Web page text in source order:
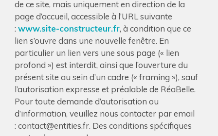
de ce site, mais uniquement en direction de la
page d’accueil, accessible à l’URL suivante
: www.site-constructeur.fr, à condition que ce
lien s’ouvre dans une nouvelle fenêtre. En
particulier un lien vers une sous page (« lien
profond ») est interdit, ainsi que l’ouverture du
présent site au sein d’un cadre (« framing »), sauf
l’autorisation expresse et préalable de RéaBelle.
Pour toute demande d’autorisation ou
d’information, veuillez nous contacter par email
: contact@entities.fr. Des conditions spécifiques